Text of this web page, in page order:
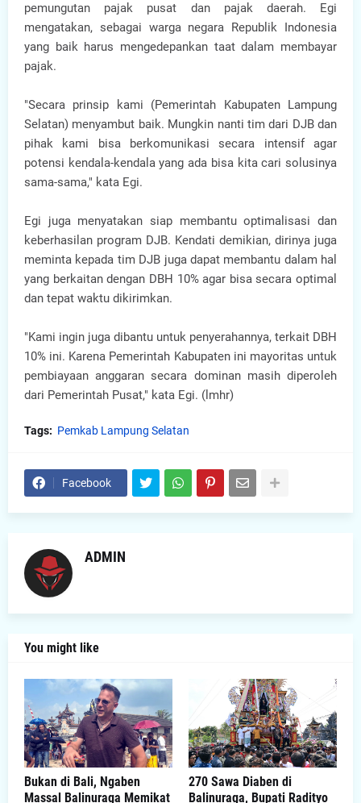
pemungutan pajak pusat dan pajak daerah. Egi
mengatakan, sebagai warga negara Republik Indonesia
yang baik harus mengedepankan taat dalam membayar
pajak.
"Secara prinsip kami (Pemerintah Kabupaten Lampung
Selatan) menyambut baik. Mungkin nanti tim dari DJB dan
pihak kami bisa berkomunikasi secara intensif agar
potensi kendala-kendala yang ada bisa kita cari solusinya
sama-sama," kata Egi.
Egi juga menyatakan siap membantu optimalisasi dan
keberhasilan program DJB. Kendati demikian, dirinya juga
meminta kepada tim DJB juga dapat membantu dalam hal
yang berkaitan dengan DBH 10% agar bisa secara optimal
dan tepat waktu dikirimkan.
"Kami ingin juga dibantu untuk penyerahannya, terkait DBH
10% ini. Karena Pemerintah Kabupaten ini mayoritas untuk
pembiayaan anggaran secara dominan masih diperoleh
dari Pemerintah Pusat," kata Egi. (lmhr)
Tags: Pemkab Lampung Selatan
Facebook
ADMIN
You might like
Bukan di Bali, Ngaben
Massal Balinuraga Memikat
270 Sawa Diaben di
Balinuraga, Bupati Radityo